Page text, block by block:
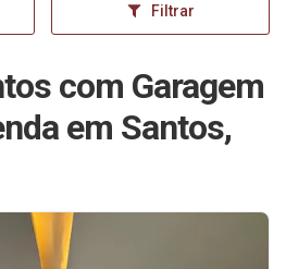
Filtrar
com Garagem
em Santos,